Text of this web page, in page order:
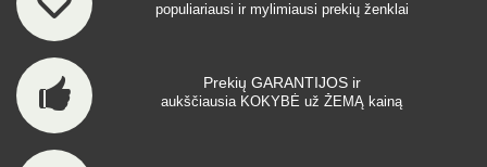
populiariausi ir mylimiausi prekių ženklai
Prekių GARANTIJOS ir
aukščiausia KOKYBĖ už ŽEMĄ kainą